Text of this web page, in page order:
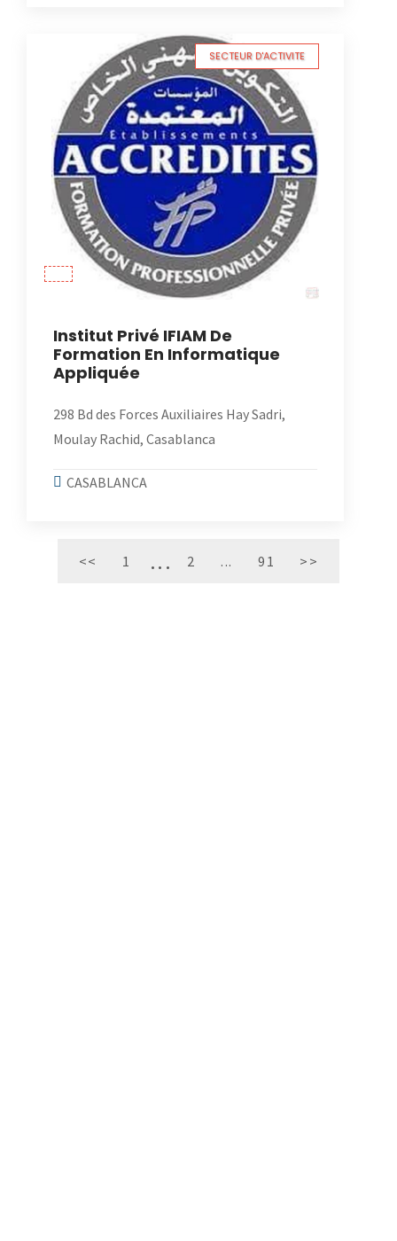
SECTEUR D'ACTIVITE
Institut Privé IFIAM De
Formation En Informatique
Appliquée
298 Bd des Forces Auxiliaires Hay Sadri,
Moulay Rachid, Casablanca
CASABLANCA
<< 1 2 ... 91 >>